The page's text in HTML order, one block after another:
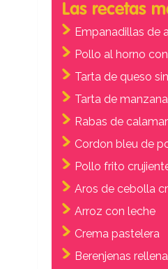
Las recetas
Empanadillas de
Pollo al horno
Tarta de queso
Tarta de manzana
Rabas de calamar
Cordon bleu de
Pollo frito
Aros de cebolla
Arroz con leche
Crema pastelera
Berenjenas